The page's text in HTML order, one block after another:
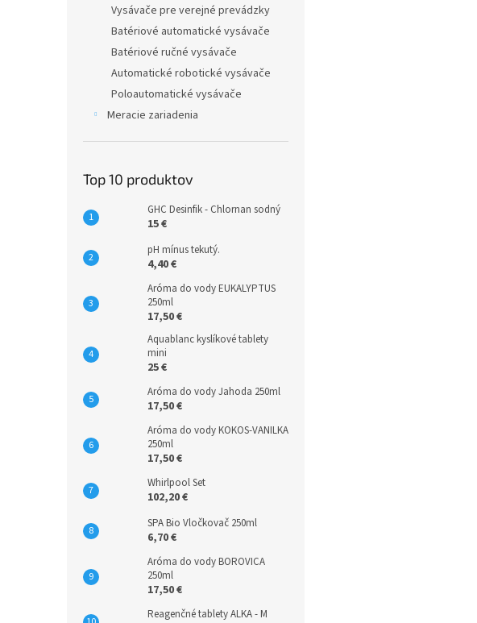
Vysávače pre verejné prevádzky
Batériové automatické vysávače
Batériové ručné vysávače
Automatické robotické vysávače
Poloautomatické vysávače
Meracie zariadenia
Top 10 produktov
GHC Desinfik - Chlornan sodný
15 €
pH mínus tekutý.
4,40 €
Aróma do vody EUKALYPTUS
250ml
17,50 €
Aquablanc kyslíkové tablety
mini
25 €
Aróma do vody Jahoda 250ml
17,50 €
Aróma do vody KOKOS-VANILKA
250ml
17,50 €
Whirlpool Set
102,20 €
SPA Bio Vločkovač 250ml
6,70 €
Aróma do vody BOROVICA
250ml
17,50 €
Reagenčné tablety ALKA - M